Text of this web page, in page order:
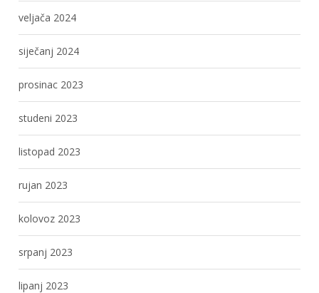
veljača 2024
siječanj 2024
prosinac 2023
studeni 2023
listopad 2023
rujan 2023
kolovoz 2023
srpanj 2023
lipanj 2023